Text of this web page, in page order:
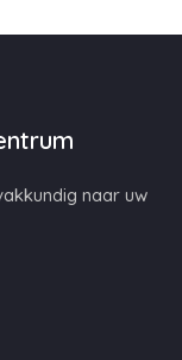
naar uw